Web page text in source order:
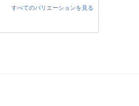
すべてのバリエーションを見る